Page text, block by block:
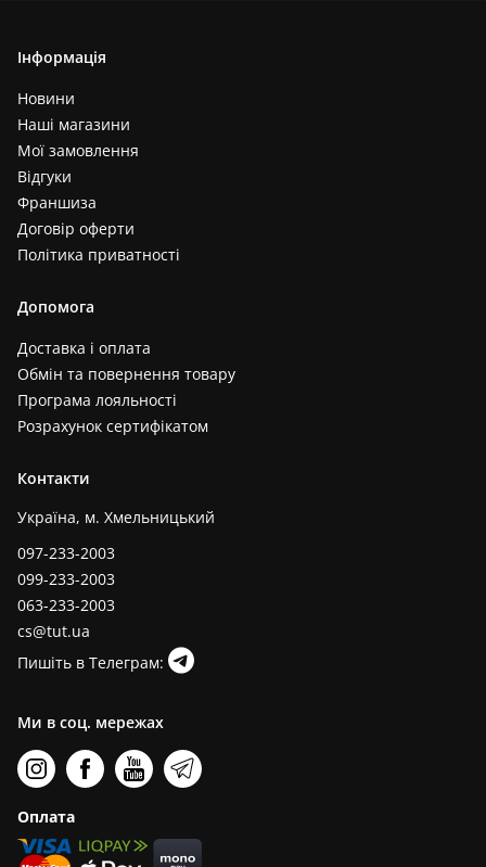
Інформація
Новини
Наші магазини
Мої замовлення
Відгуки
Франшиза
Договір оферти
Політика приватності
Допомога
Доставка і оплата
Обмін та повернення товару
Програма лояльності
Розрахунок сертифікатом
Контакти
Україна, м. Хмельницький
097-233-2003
099-233-2003
063-233-2003
cs@tut.ua
Пишіть в Телеграм:
Ми в соц. мережах
Оплата